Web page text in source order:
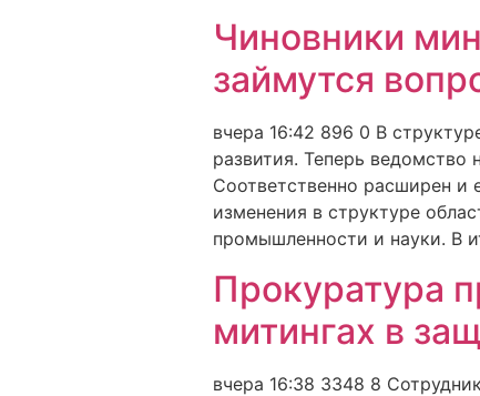
Чиновники
займутся
вчера 16:42 896 0 В
развития. Теперь
Соответственно расширен и
изменения в структуре
промышленности и науки. В
Прокуратура
митингах в
вчера 16:38 3348 8